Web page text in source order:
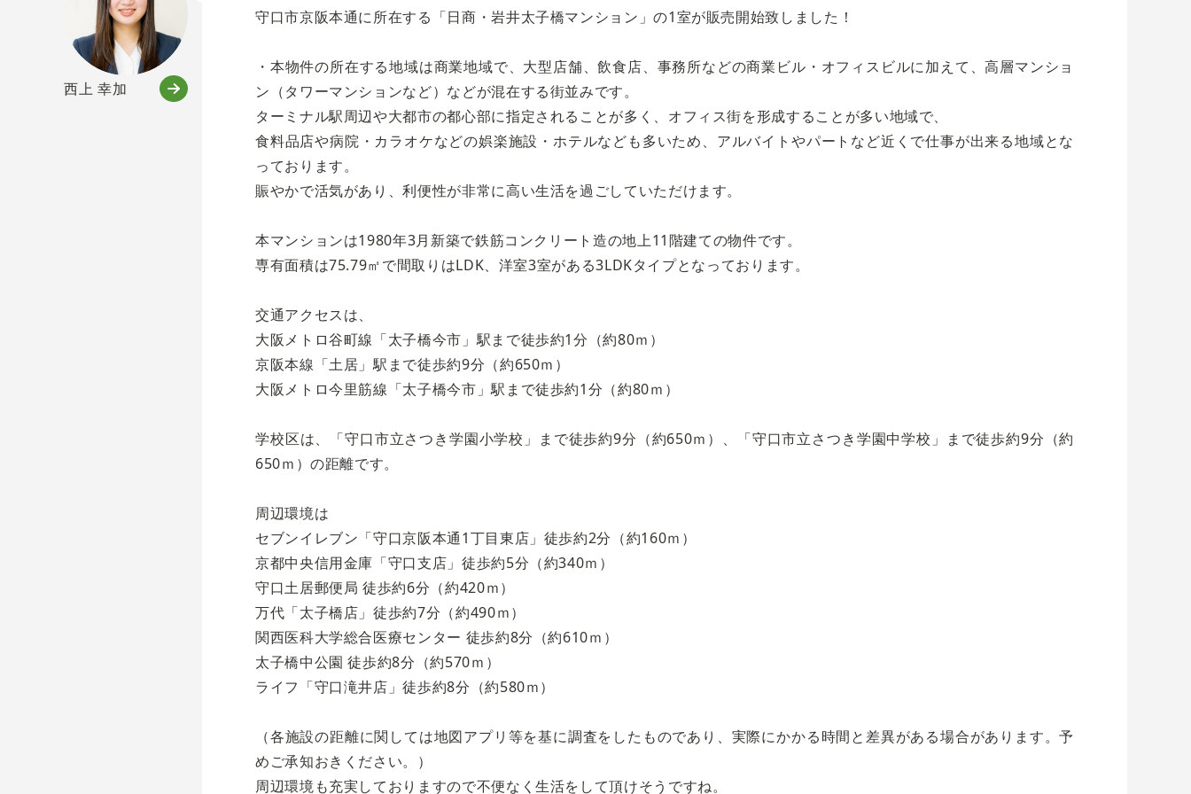
西上 幸加
守口市京阪本通に所在する「日商・岩井太子橋マンション」の1室が販売開始致しました！
・本物件の所在する地域は商業地域で、大型店舗、飲食店、事務所などの商業ビル・オフィスビルに加えて、高層マンショ
ン（タワーマンションなど）などが混在する街並みです。
ターミナル駅周辺や大都市の都心部に指定されることが多く、オフィス街を形成することが多い地域で、
食料品店や病院・カラオケなどの娯楽施設・ホテルなども多いため、アルバイトやパートなど近くで仕事が出来る地域とな
っております。
賑やかで活気があり、利便性が非常に高い生活を過ごしていただけます。
本マンションは1980年3月新築で鉄筋コンクリート造の地上11階建ての物件です。
専有面積は75.79㎡で間取りはLDK、洋室3室がある3LDKタイプとなっております。
交通アクセスは、
大阪メトロ谷町線「太子橋今市」駅まで徒歩約1分（約80ｍ）
京阪本線「土居」駅まで徒歩約9分（約650ｍ）
大阪メトロ今里筋線「太子橋今市」駅まで徒歩約1分（約80ｍ）
学校区は、「守口市立さつき学園小学校」まで徒歩約9分（約650ｍ）、「守口市立さつき学園中学校」まで徒歩約9分（約
650ｍ）の距離です。
周辺環境は
セブンイレブン「守口京阪本通1丁目東店」徒歩約2分（約160ｍ）
京都中央信用金庫「守口支店」徒歩約5分（約340ｍ）
守口土居郵便局 徒歩約6分（約420ｍ）
万代「太子橋店」徒歩約7分（約490ｍ）
関西医科大学総合医療センター 徒歩約8分（約610ｍ）
太子橋中公園 徒歩約8分（約570ｍ）
ライフ「守口滝井店」徒歩約8分（約580ｍ）
（各施設の距離に関しては地図アプリ等を基に調査をしたものであり、実際にかかる時間と差異がある場合があります。予
めご承知おきください。）
周辺環境も充実しておりますので不便なく生活をして頂けそうですね。